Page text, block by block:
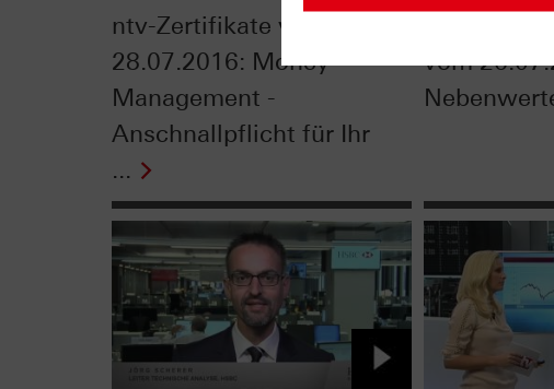
ntv-Zertifikate vom
28.07.2016: Money
Management -
Anschnallpflicht für Ihr
...
vom